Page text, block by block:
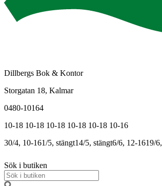
Dillbergs Bok & Kontor
Storgatan 18, Kalmar
0480-10164
10-18 10-18 10-18 10-18 10-18 10-16
30/4, 10-161/5, stängt14/5, stängt6/6, 12-1619/
Sök i butiken